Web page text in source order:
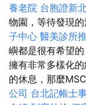
養老院 台胞證新
物園，等待發現
子中心 醫美診所
嶼都是很有希望
擁有非常多樣化
的休息，那麼
公司 台北記帳士